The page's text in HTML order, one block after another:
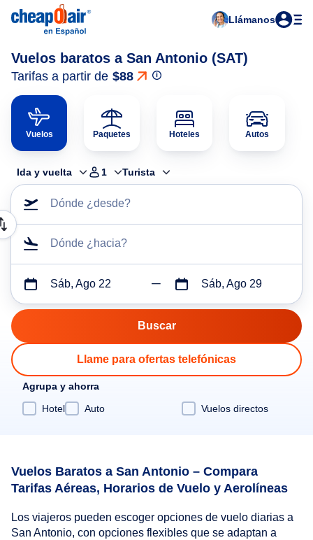
Llámanos
Vuelos baratos a San Antonio (SAT)
Tarifas a partir de $88
Vuelos Paquetes Hoteles Autos
Ida y vuelta 1 Turista
Dónde ¿desde?
Dónde ¿hacia?
Sáb, Ago 22 Sáb, Ago 29
Llame para ofertas telefónicas
Agrupa y ahorra
Hotel
Auto Vuelos directos
Vuelos Baratos a San Antonio – Compara
Tarifas Aéreas, Horarios de Vuelo y Aerolíneas
Los viajeros pueden escoger opciones de vuelo diarias a
San Antonio, con opciones flexibles que se adaptan a